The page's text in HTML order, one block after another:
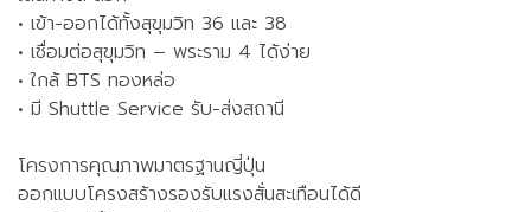
• เข้า-ออกได้ทั้งสุขุมวิท 36 และ 38
• เชื่อมต่อสุขุมวิท – พระราม 4 ได้ง่าย
• ใกล้ BTS ทองหล่อ
• มี Shuttle Service รับ-ส่งสถานี
โครงการคุณภาพมาตรฐานญี่ปุ่น
ออกแบบโครงสร้างรองรับแรงสั่นสะเทือนได้ดี